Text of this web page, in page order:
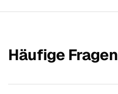
Häufige Fragen